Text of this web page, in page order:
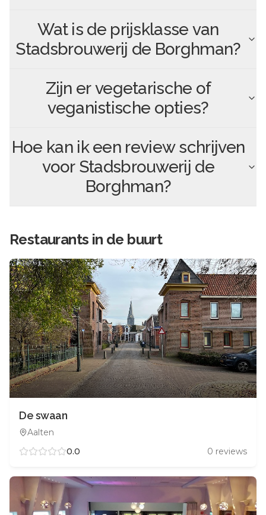
Wat is de prijsklasse van
Stadsbrouwerij de Borghman?
Zijn er vegetarische of
veganistische opties?
Hoe kan ik een review schrijven
voor Stadsbrouwerij de
Borghman?
Restaurants in de buurt
De swaan
Aalten
0.0
0 reviews